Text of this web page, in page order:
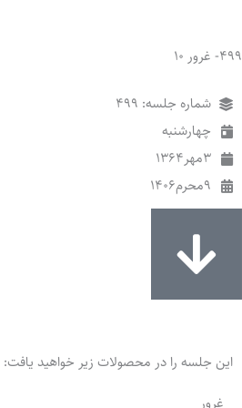
499- غرور 10
شماره جلسه: 499
چهارشنبه
3مهر1364
9محرم1406
این جلسه را در محصولات زیر خواهید یافت:
غرور